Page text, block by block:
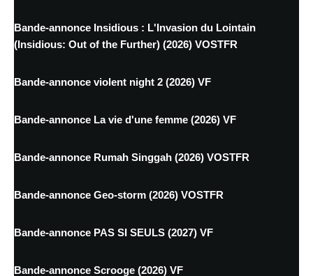
Bande-annonce Insidious : L'Invasion du Lointain
(Insidious: Out of the Further) (2026) VOSTFR
Bande-annonce violent night 2 (2026) VF
Bande-annonce La vie d'une femme (2026) VF
Bande-annonce Rumah Singgah (2026) VOSTFR
Bande-annonce Geo-storm (2026) VOSTFR
Bande-annonce PAS SI SEULS (2027) VF
Bande-annonce Scrooge (2026) VF